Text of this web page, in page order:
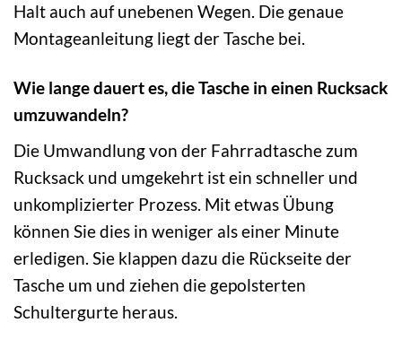
Halt auch auf unebenen Wegen. Die genaue
Montageanleitung liegt der Tasche bei.
Wie lange dauert es, die Tasche in einen Rucksack
umzuwandeln?
Die Umwandlung von der Fahrradtasche zum
Rucksack und umgekehrt ist ein schneller und
unkomplizierter Prozess. Mit etwas Übung
können Sie dies in weniger als einer Minute
erledigen. Sie klappen dazu die Rückseite der
Tasche um und ziehen die gepolsterten
Schultergurte heraus.